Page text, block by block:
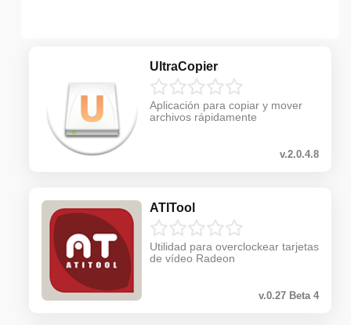
UltraCopier
Aplicación para copiar y mover
archivos rápidamente
v.2.0.4.8
ATITool
Utilidad para overclockear tarjetas
de vídeo Radeon
v.0.27 Beta 4